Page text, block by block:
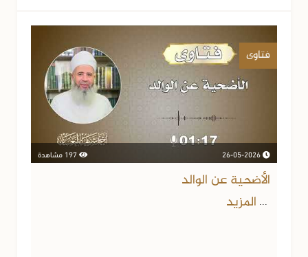
فتاوى
الأضحية عن الوالد
... المزيد